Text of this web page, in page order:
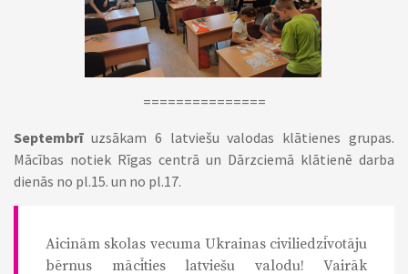
===============
Septembrīuzsākam 6 latviešu valodas klātienes grupas.
Mācības notiek Rīgas centrā un Dārzciemā klātienē darba
dienās no pl.15. un no pl.17.
Aicinām skolas vecuma Ukrainas civiliedzīvotāju
bērnus mācīties latviešu valodu! Vairāk